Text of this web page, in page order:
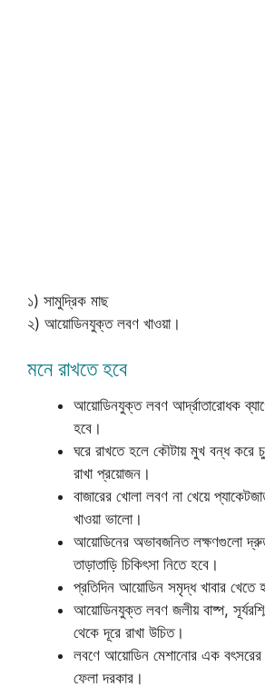
১) সামুদ্রিক মাছ
২) আয়োডিনযুক্ত লবণ খাওয়া।
মনে রাখতে হবে
আয়োডিনযুক্ত লবণ আর্দ্রাতারোধক
হবে।
ঘরে রাখতে হলে কৌটায় মুখ বন্ধ করে
রাখা প্রয়োজন।
বাজারের খোলা লবণ না খেয়ে
খাওয়া ভালো।
আয়োডিনের অভাবজনিত লক্ষণগুলো
তাড়াতাড়ি চিকিৎসা নিতে হবে।
প্রতিদিন আয়োডিন সমৃদ্ধ খাবার খেতে
আয়োডিনযুক্ত লবণ জলীয় বাষ্প,
থেকে দূরে রাখা উচিত।
লবণে আয়োডিন মেশানোর এক বৎসরের
ফেলা দরকার।